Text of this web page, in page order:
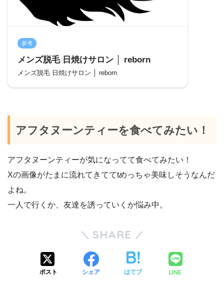
参考
メンズ脱毛 日焼けサロン │ reborn
メンズ脱毛 日焼けサロン │ reborn
アフタヌーンティーを食べてみたい！
アフタヌーンティーが気になってて食べてみたい！
Xの画像がたまに流れてきててtめっちゃ美味しそうなんだ
よね。
一人で行くか、友達を誘っていくか悩み中。
SHARE
ポスト シェア はてブ LINE